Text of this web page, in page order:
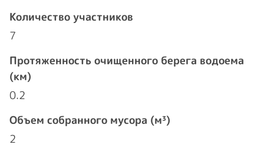
Количество участников
7
Протяженность очищенного берега водоема
(км)
0.2
Объем собранного мусора (м³)
2